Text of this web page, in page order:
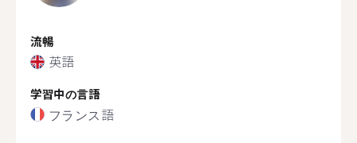
流暢
英語
学習中の言語
フランス語